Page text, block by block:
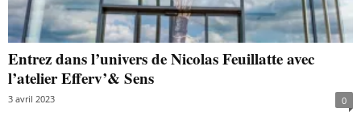
Entrez dans l’univers de Nicolas Feuillatte avec
l’atelier Efferv’& Sens
3 avril 2023 0